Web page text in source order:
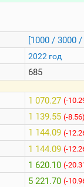
[1000 / 3000 /
2022 год
685
1 070.27 (-
1 139.55 (-8.56)
1 144.09 (-
1 144.09 (-
1 620.10 (-
5 221.70 (-